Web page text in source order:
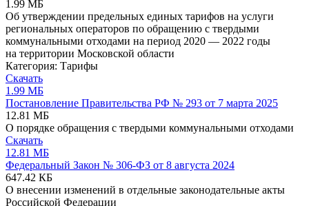
1.99 МБ
Об утверждении предельных единых тарифов на услуги
региональных операторов по обращению с твердыми
коммунальными отходами на период 2020 — 2022 годы
на территории Московской области
Категория: Тарифы
Скачать
1.99 МБ
Постановление Правительства РФ № 293 от 7 марта 2025
12.81 МБ
О порядке обращения с твердыми коммунальными отходами
Скачать
12.81 МБ
Федеральный Закон № 306-ФЗ от 8 августа 2024
647.42 КБ
О внесении изменений в отдельные законодательные акты
Российской Федерации